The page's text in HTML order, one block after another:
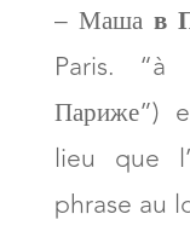
– Маша в
Paris. “à
Париже”)
lieu que
phrase au